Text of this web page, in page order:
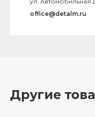
office@detalm.ru
Другие